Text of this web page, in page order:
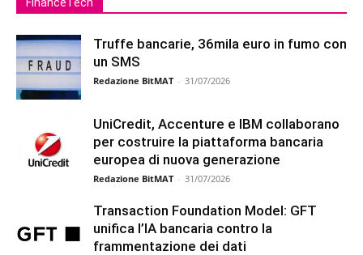
Truffe bancarie, 36mila euro in fumo con
un SMS
Redazione BitMAT - 31/07/2026
UniCredit, Accenture e IBM collaborano
per costruire la piattaforma bancaria
europea di nuova generazione
Redazione BitMAT - 31/07/2026
Transaction Foundation Model: GFT
unifica l’IA bancaria contro la
frammentazione dei dati